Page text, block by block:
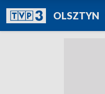
OLSZTYN
TVP